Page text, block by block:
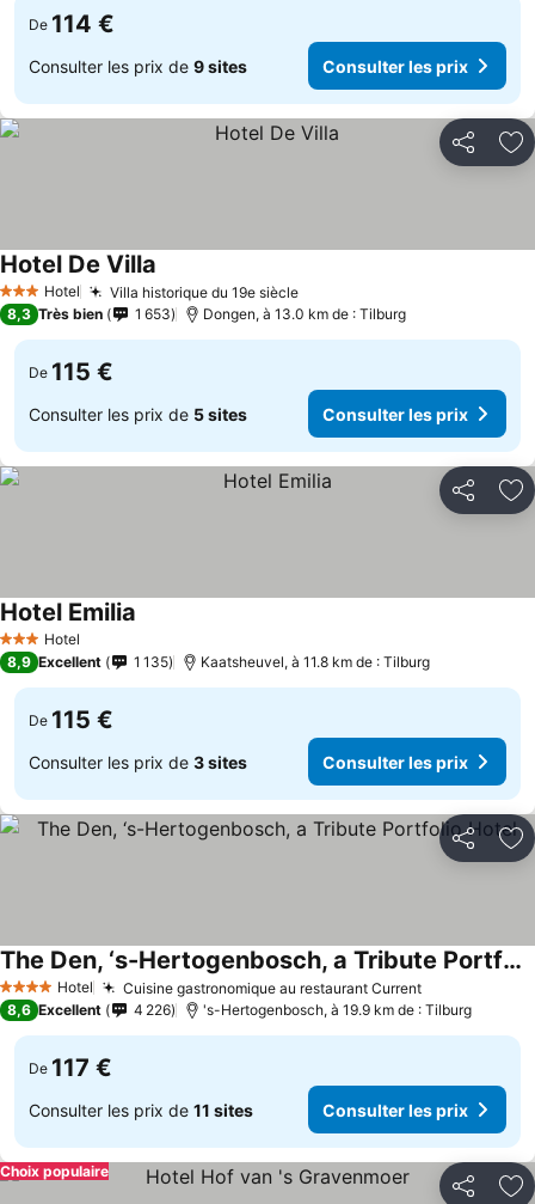
De 114 €
Consulter les prix de 9 sites Consulter les prix
Partager
3 ÉtoilesHotel Villa historique du 19e siècle
Hotel De Villa
8,3 Très bien 1 653 Dongen, à 13.0 km de : Tilburg
De 115 €
Consulter les prix de 5 sites Consulter les prix
Partager
3 ÉtoilesHotel
Hotel Emilia
8,9 Excellent 1 135 Kaatsheuvel, à 11.8 km de : Tilburg
De 115 €
Consulter les prix de 3 sites Consulter les prix
Partager
4 Étoiles Hotel Cuisine gastronomique au restaurant Current
The Den, ‘s-Hertogenbosch, a Tribute Portfolio Hotel
8,6 Excellent 4 226 's-Hertogenbosch, à 19.9 km de : Tilburg
De 117 €
Consulter les prix de 11 sites Consulter les prix
Partager
Choix populaire